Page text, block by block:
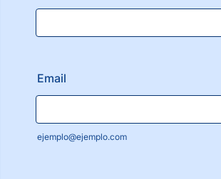
Email
ejemplo@ejemplo.com